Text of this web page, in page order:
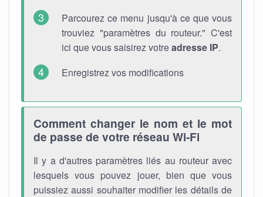
Parcourez ce menu jusqu'à ce que vous
trouviez "paramètres du routeur." C'est
ici que vous saisirez votreadresse IP.
Enregistrez vos modifications
Comment changer le nom et le mot
de passe de votre réseau Wi-Fi
Il y a d'autres paramètres liés au routeur avec
lesquels vous pouvez jouer, bien que vous
puissiez aussi souhaiter modifier les détails de